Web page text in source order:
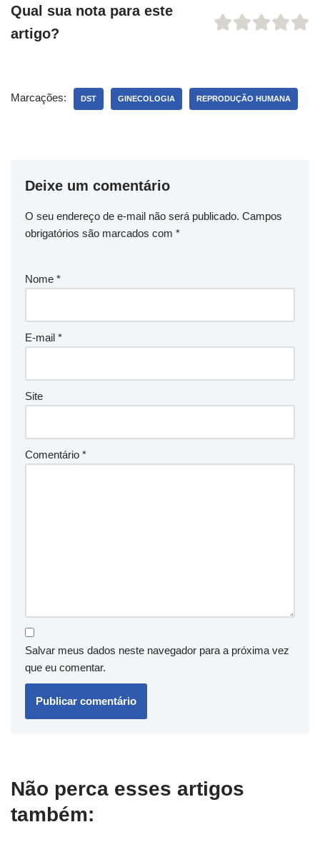
Qual sua nota para este
artigo?
Marcações: DST GINECOLOGIA REPRODUÇÃO HUMANA
Deixe um comentário
O seu endereço de e-mail não será publicado. Campos
obrigatórios são marcados com *
Nome *
E-mail *
Site
Comentário *
Salvar meus dados neste navegador para a próxima vez
que eu comentar.
Não perca esses artigos
também: